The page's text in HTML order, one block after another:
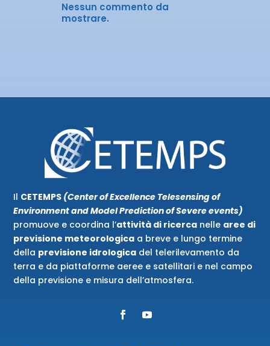
Nessun commento da
mostrare.
Il CETEMPS (Center of Excellence Telesensing of
Environment and Model Prediction of Severe events)
promuove e coordina l’attività di ricerca nelle aree di
previsione meteorologica a breve e lungo termine
della previsione idrologica del telerilevamento da
terra e da piattaforme aeree e satellitari e nel campo
della previsione e misura dell’atmosfera.